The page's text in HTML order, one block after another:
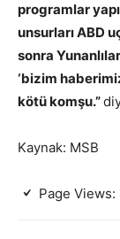
programlar
unsurları ABD
sonra
‘bizim
kötü komşu.”
Kaynak: MSB
Page Views: